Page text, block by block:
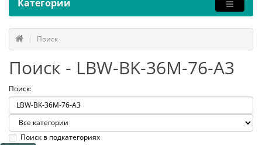
Категории
Поиск
Поиск - LBW-BK-36M-76-A3
Поиск:
Поиск в подкатегориях